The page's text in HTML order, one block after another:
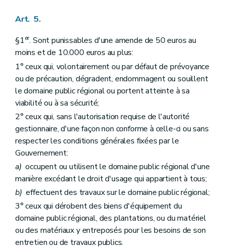
Art. 5.
§1er. Sont punissables d'une amende de 50 euros au
moins et de 10.000 euros au plus:
1° ceux qui, volontairement ou par défaut de prévoyance
ou de précaution, dégradent, endommagent ou souillent
le domaine public régional ou portent atteinte à sa
viabilité ou à sa sécurité;
2° ceux qui, sans l'autorisation requise de l'autorité
gestionnaire, d'une façon non conforme à celle-ci ou sans
respecter les conditions générales fixées par le
Gouvernement:
a) occupent ou utilisent le domaine public régional d'une
manière excédant le droit d'usage qui appartient à tous;
b) effectuent des travaux sur le domaine public régional;
3° ceux qui dérobent des biens d'équipement du
domaine public régional, des plantations, ou du matériel
ou des matériaux y entreposés pour les besoins de son
entretien ou de travaux publics.